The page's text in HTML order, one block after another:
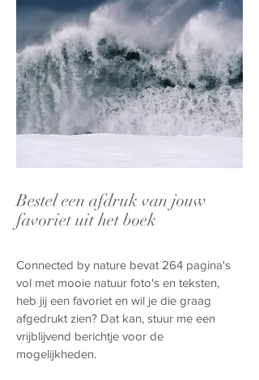
Bestel een afdruk van jouw
favoriet uit het boek
Connected by nature bevat 264 pagina's
vol met mooie natuur foto's en teksten,
heb jij een favoriet en wil je die graag
afgedrukt zien? Dat kan, stuur me een
vrijblijvend berichtje voor de
mogelijkheden.